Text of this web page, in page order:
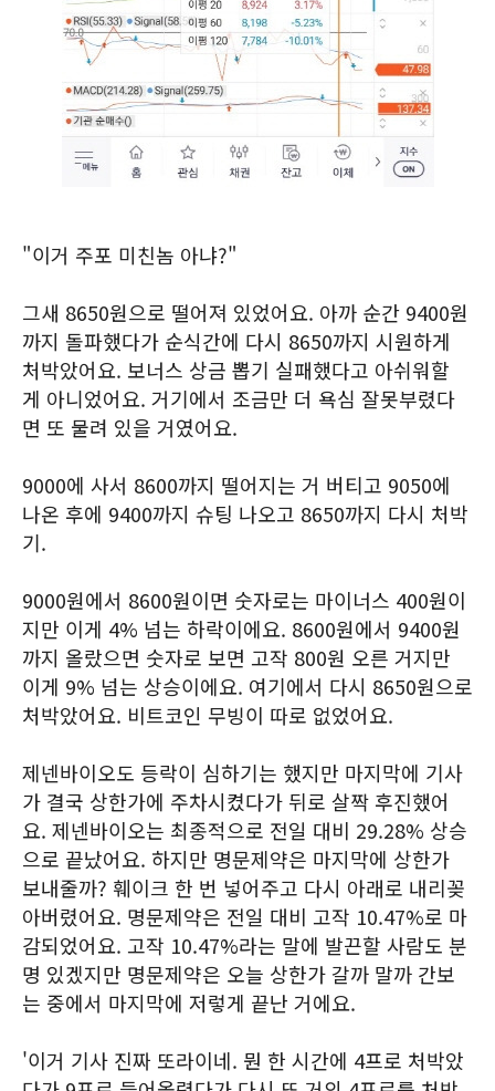
"이거 주포 미친놈 아냐?"
그새 8650원으로 떨어져 있었어요. 아까 순간 9400원
까지 돌파했다가 순식간에 다시 8650까지 시원하게
처박았어요. 보너스 상금 뽑기 실패했다고 아쉬워할
게 아니었어요. 거기에서 조금만 더 욕심 잘못부렸다
면 또 물려 있을 거였어요.
9000에 사서 8600까지 떨어지는 거 버티고 9050에
나온 후에 9400까지 슈팅 나오고 8650까지 다시 처박
기.
9000원에서 8600원이면 숫자로는 마이너스 400원이
지만 이게 4% 넘는 하락이에요. 8600원에서 9400원
까지 올랐으면 숫자로 보면 고작 800원 오른 거지만
이게 9% 넘는 상승이에요. 여기에서 다시 8650원으로
처박았어요. 비트코인 무빙이 따로 없었어요.
제넨바이오도 등락이 심하기는 했지만 마지막에 기사
가 결국 상한가에 주차시켰다가 뒤로 살짝 후진했어
요. 제넨바이오는 최종적으로 전일 대비 29.28% 상승
으로 끝났어요. 하지만 명문제약은 마지막에 상한가
보내줄까? 훼이크 한 번 넣어주고 다시 아래로 내리꽂
아버렸어요. 명문제약은 전일 대비 고작 10.47%로 마
감되었어요. 고작 10.47%라는 말에 발끈할 사람도 분
명 있겠지만 명문제약은 오늘 상한가 갈까 말까 간보
는 중에서 마지막에 저렇게 끝난 거에요.
'이거 기사 진짜 또라이네. 뭔 한 시간에 4프로 처박았